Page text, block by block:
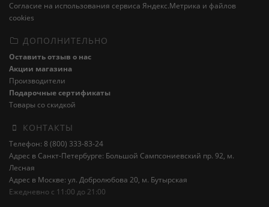
Cогласие на использования сервиса Яндекс.Метрика и файлов
cookies
ДОПОЛНИТЕЛЬНО
Оставить отзыв о нас
Акции магазина
Производители
Подарочные сертификаты
Товары со скидкой
КОНТАКТЫ
Телефон: 8 (800) 333-83-24
Адрес в Санкт-Петербурге: Большой Сампсониевский пр. 92, м.
Лесная
Адрес в Москве: ул. Добролюбова 20, м. Бутырская
Ежедневно с 11:00 до 21:00